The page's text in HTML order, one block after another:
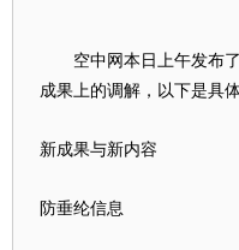
空中网本日上午发布了
成果上的调解，以下是具体
新成果与新内容
防垂纶信息